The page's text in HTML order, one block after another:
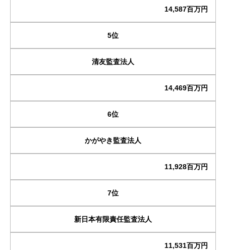
14,587百万円
5位
清友監査法人
14,469百万円
6位
かがやき監査法人
11,928百万円
7位
新日本有限責任監査法人
11,531百万円